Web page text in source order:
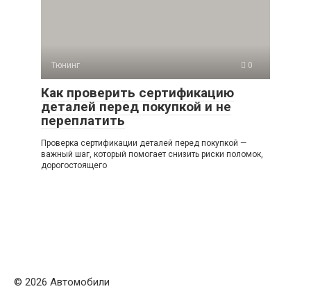
Тюнинг 0
Как проверить сертификацию
деталей перед покупкой и не
переплатить
Проверка сертификации деталей перед покупкой —
важный шаг, который помогает снизить риски поломок,
дорогостоящего
© 2026 Автомобили